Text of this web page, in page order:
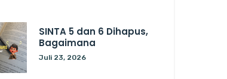
SINTA 5 dan 6 Dihapus,
Bagaimana
Juli 23, 2026